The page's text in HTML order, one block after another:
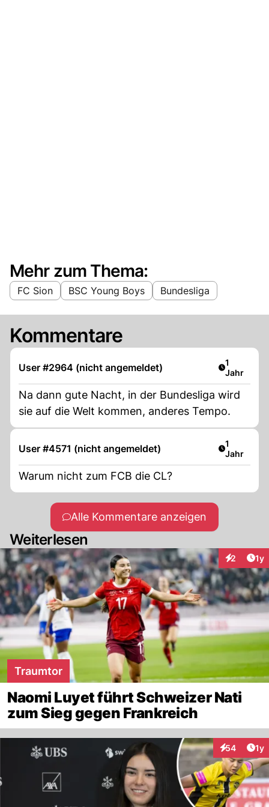
Mehr zum Thema:
FC Sion BSC Young Boys Bundesliga
Kommentare
User #2964 (nicht angemeldet) Artikel
1
Jahr
Na dann gute Nacht, in der Bundesliga wird
sie auf die Welt kommen, anderes Tempo.
User #4571 (nicht angemeldet) Artikel
1
Jahr
Warum nicht zum FCB die CL?
Alle Kommentare anzeigen
Weiterlesen
2 1y
Traumtor
Naomi Luyet führt Schweizer Nati
zum Sieg gegen Frankreich
54 1y